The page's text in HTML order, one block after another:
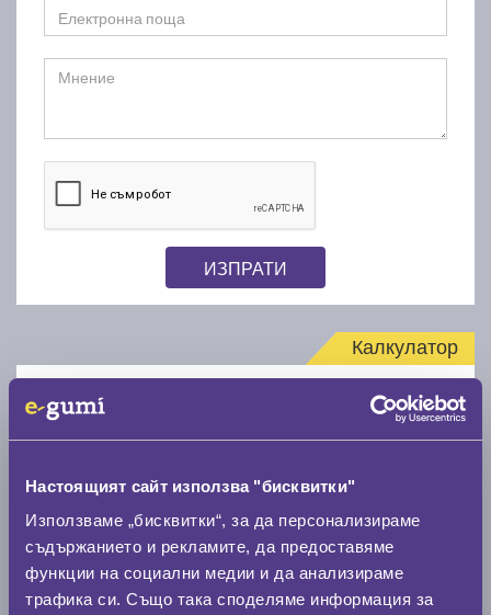
Настоящият сайт използва "бисквитки"
Използваме „бисквитки“, за да персонализираме
съдържанието и рекламите, да предоставяме
функции на социални медии и да анализираме
трафика си. Също така споделяме информация за
ИЗПРАТИ
Калкулатор
Нов размер